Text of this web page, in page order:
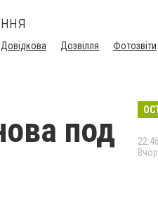
Довідкова Дозвілля Фотозвіти
под
22:46